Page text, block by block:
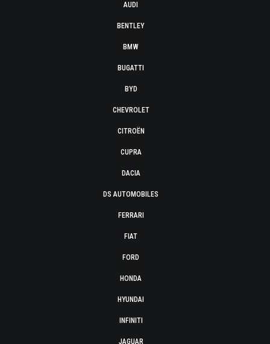
AUDI
BENTLEY
BMW
BUGATTI
BYD
CHEVROLET
CITROËN
CUPRA
DACIA
DS AUTOMOBILES
FERRARI
FIAT
FORD
HONDA
HYUNDAI
INFINITI
JAGUAR